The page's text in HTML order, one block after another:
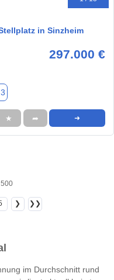
in Sinzheim
297.000 €
★ ➦ ➜
❯ ❯❯
im Durchschnitt rund